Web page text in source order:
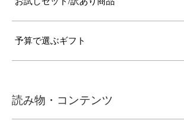
予算で選ぶギフト
読み物・コンテンツ